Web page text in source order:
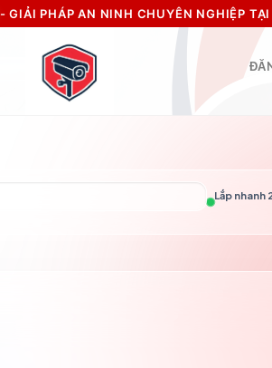
- GIẢI PHÁP AN NINH CHUYÊN NGHIỆP
Lắp nhanh